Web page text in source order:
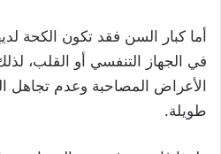
أما كبار السن فقد تكون الكحة
في الجهاز التنفسي أو القلب،
الأعراض المصاحبة وعدم تجاهل
طويلة.